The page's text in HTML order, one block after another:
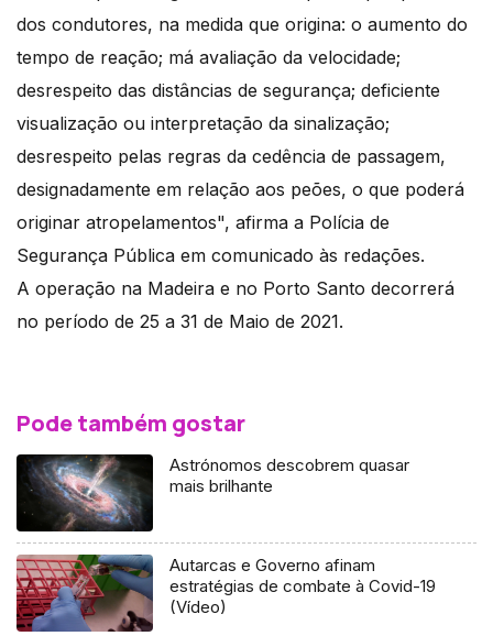
dos condutores, na medida que origina: o aumento do
tempo de reação; má avaliação da velocidade;
desrespeito das distâncias de segurança; deficiente
visualização ou interpretação da sinalização;
desrespeito pelas regras da cedência de passagem,
designadamente em relação aos peões, o que poderá
originar atropelamentos", afirma a Polícia de
Segurança Pública em comunicado às redações.
A operação na Madeira e no Porto Santo decorrerá
no período de 25 a 31 de Maio de 2021.
Pode também gostar
Astrónomos descobrem quasar
mais brilhante
Autarcas e Governo afinam
estratégias de combate à Covid-19
(Vídeo)